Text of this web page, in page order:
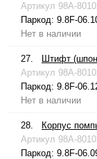
Артикул 98A-
Паркод: 9.8F-
Нет в наличии
27.
Штифт
Артикул 98A-
Паркод: 9.8F-
Нет в наличии
28.
Корпус
Артикул 98A-
Паркод: 9.8F-